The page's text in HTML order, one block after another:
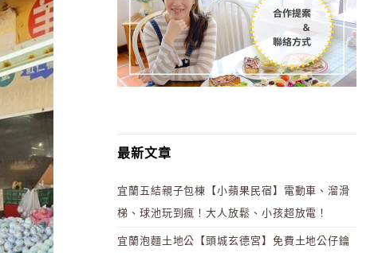
最新文章
宜蘭五結親子包棟【小蘋果民宿】電動車、溜滑
梯、球池玩到瘋！大人放鬆、小孩超放電！
宜蘭泡麵土地公【頭城玄德宮】免費土地公仔鑰